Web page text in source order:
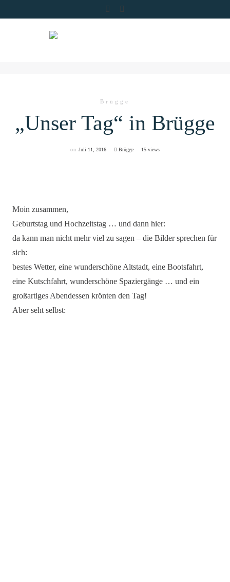
to
Brügge
„Unser Tag“ in Brügge
on Juli 11, 2016 Brügge 15 views
Moin zusammen,
Geburtstag und Hochzeitstag … und dann hier:
da kann man nicht mehr viel zu sagen – die Bilder sprechen für
sich:
bestes Wetter, eine wunderschöne Altstadt, eine Bootsfahrt,
eine Kutschfahrt, wunderschöne Spaziergänge … und ein
großartiges Abendessen krönten den Tag!
Aber seht selbst: